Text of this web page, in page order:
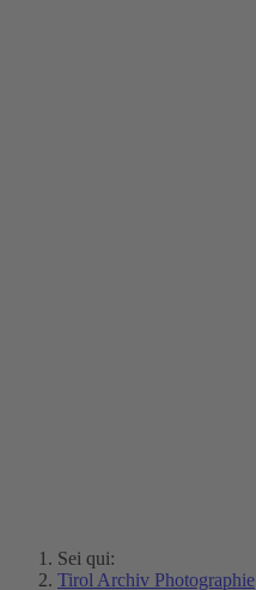
Sei qui:
Tirol Archiv Photographie